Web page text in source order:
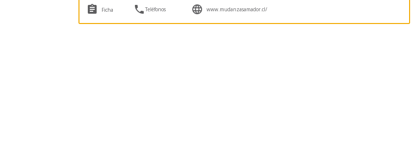
 Ficha Teléfonos  www.mudanzasamador.cl/